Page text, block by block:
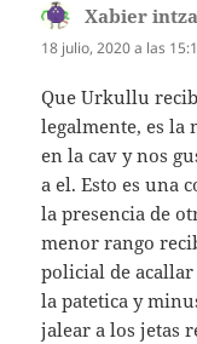
Xabier intza
18 julio, 2020 a las
Que Urkullu
legalmente, es la
en la cav y nos
a el. Esto es una
la presencia de
menor rango
policial de acallar
la patetica y
jalear a los jetas